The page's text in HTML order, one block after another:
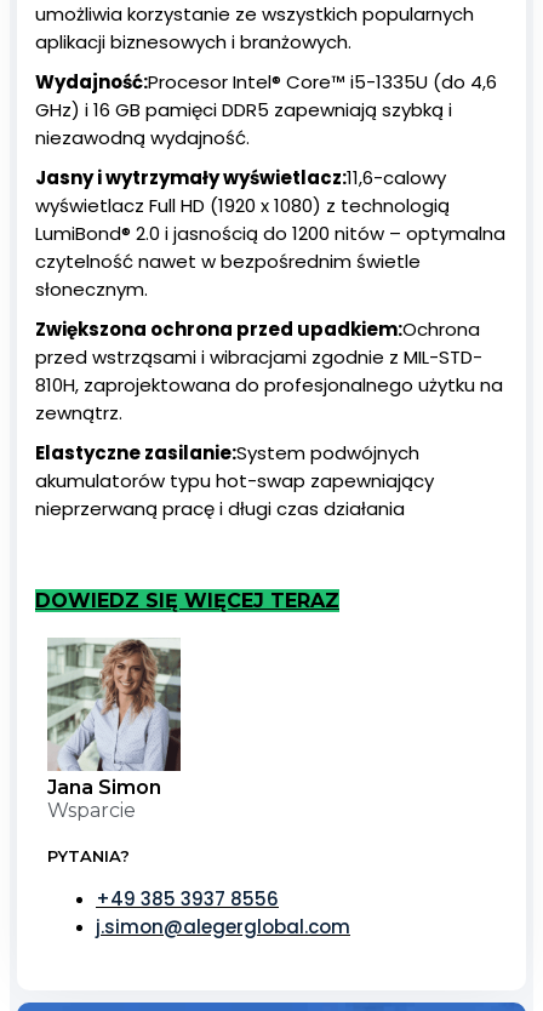
umożliwia korzystanie ze wszystkich popularnych
aplikacji biznesowych i branżowych.
Wydajność:Procesor Intel® Core™ i5-1335U (do 4,6
GHz) i 16 GB pamięci DDR5 zapewniają szybką i
niezawodną wydajność.
Jasny i wytrzymały wyświetlacz:11,6-calowy
wyświetlacz Full HD (1920 x 1080) z technologią
LumiBond® 2.0 i jasnością do 1200 nitów – optymalna
czytelność nawet w bezpośrednim świetle
słonecznym.
Zwiększona ochrona przed upadkiem:Ochrona
przed wstrząsami i wibracjami zgodnie z MIL-STD-
810H, zaprojektowana do profesjonalnego użytku na
zewnątrz.
Elastyczne zasilanie:System podwójnych
akumulatorów typu hot-swap zapewniający
nieprzerwaną pracę i długi czas działania
DOWIEDZ SIĘ WIĘCEJ TERAZ
Jana Simon
Wsparcie
PYTANIA?
+49 385 3937 8556
j.simon@alegerglobal.com